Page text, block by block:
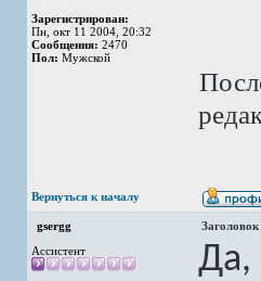
Зарегистрирован:
Пн, окт 11 2004, 20:32
Сообщения: 2470
Пол: Мужской
Вернуться к началу
gsergg
Ассистент
Да,